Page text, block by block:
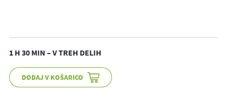
1 H 30 MIN – V TREH DELIH